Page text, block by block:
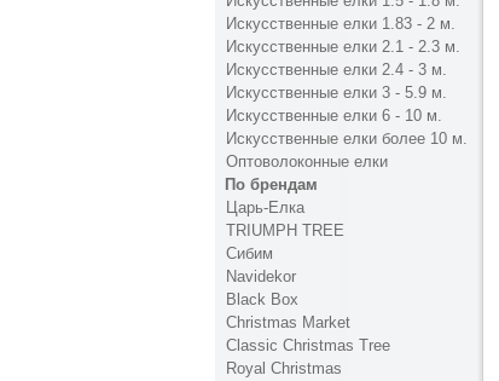
Искусственные елки 1.83 - 2 м.
Искусственные елки 2.1 - 2.3 м.
Искусственные елки 2.4 - 3 м.
Искусственные елки 3 - 5.9 м.
Искусственные елки 6 - 10 м.
Искусственные елки более 10 м.
Оптоволоконные елки
По брендам
Царь-Елка
TRIUMPH TREE
Сибим
Navidekor
Black Box
Christmas Market
Classic Christmas Tree
Royal Christmas